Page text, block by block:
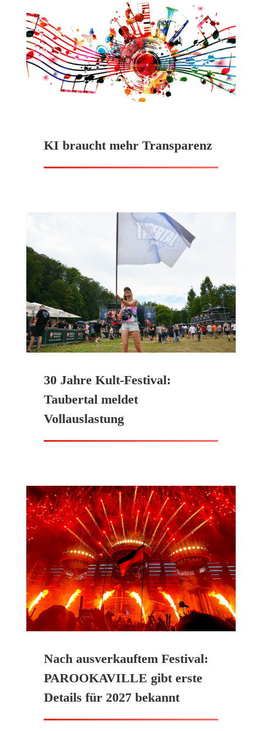
KI braucht mehr Transparenz
30 Jahre Kult-Festival:
Taubertal meldet
Vollauslastung
Nach ausverkauftem Festival:
PAROOKAVILLE gibt erste
Details für 2027 bekannt